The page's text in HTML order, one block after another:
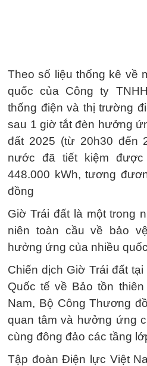
Theo số liệu thống kê về
quốc của Công ty
thống điện và thị trường
sau 1 giờ tắt đèn hưởng
đất 2025 (từ 20h30 đến
nước đã tiết kiệm
448.000 kWh, tương
đồng
Giờ Trái đất là một trong
niên toàn cầu về bảo
hưởng ứng của nhiều
Chiến dịch Giờ Trái đất
Quốc tế về Bảo tồn
Nam, Bộ Công Thương
quan tâm và hưởng ứng
cùng đông đảo các tầng
Tập đoàn Điện lực Việt